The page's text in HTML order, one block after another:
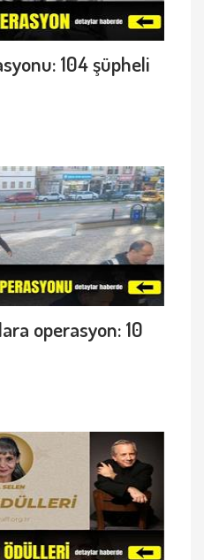
104 şüpheli
operasyon: 10